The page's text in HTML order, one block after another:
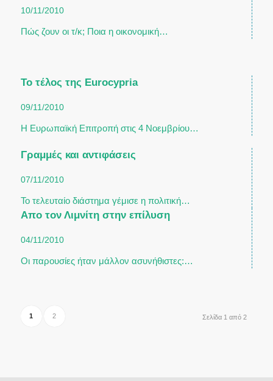
10/11/2010
Πώς ζουν οι τ/κ; Ποια η οικονομική…
Το τέλος της Eurocypria
09/11/2010
Η Ευρωπαϊκή Επιτροπή στις 4 Νοεμβρίου…
Γραμμές και αντιφάσεις
07/11/2010
Το τελευταίο διάστημα γέμισε η πολιτική…
Απο τον Λιμνίτη στην επίλυση
04/11/2010
Οι παρουσίες ήταν μάλλον ασυνήθιστες:…
Σελίδα 1 από 2
1 2